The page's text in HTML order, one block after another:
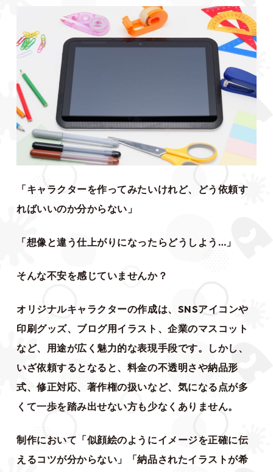
「キャラクターを作ってみたいけれど、どう依頼す
ればいいのか分からない」
「想像と違う仕上がりになったらどうしよう…」
そんな不安を感じていませんか？
オリジナルキャラクターの作成は、SNSアイコンや
印刷グッズ、ブログ用イラスト、企業のマスコット
など、用途が広く魅力的な表現手段です。しかし、
いざ依頼するとなると、料金の不透明さや納品形
式、修正対応、著作権の扱いなど、気になる点が多
くて一歩を踏み出せない方も少なくありません。
制作において「似顔絵のようにイメージを正確に伝
えるコツが分からない」「納品されたイラストが希